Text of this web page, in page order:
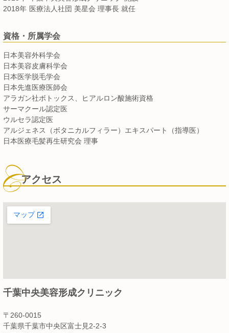
2018年 医療法人社団 美星会 理事長 就任
資格・所属学会
日本美容外科学会
日本美容皮膚科学会
日本医学脱毛学会
日本先進医療医師会
アラガン社ボトックス、ヒアルロン酸施術資格
サーマクール認定医
ウルセラ認定医
アルジェネス（ボタニカルフィラー）エキスパート（指導医）
日本医療毛髪再生研究会 理事
アクセス
千葉中央美容形成クリニック
〒260-0015
千葉県千葉市中央区富士見2-2-3